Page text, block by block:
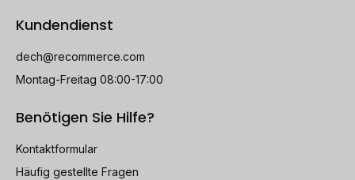
Kundendienst
dech@recommerce.com
Montag-Freitag 08:00-17:00
Benötigen Sie Hilfe?
Kontaktformular
Häufig gestellte Fragen